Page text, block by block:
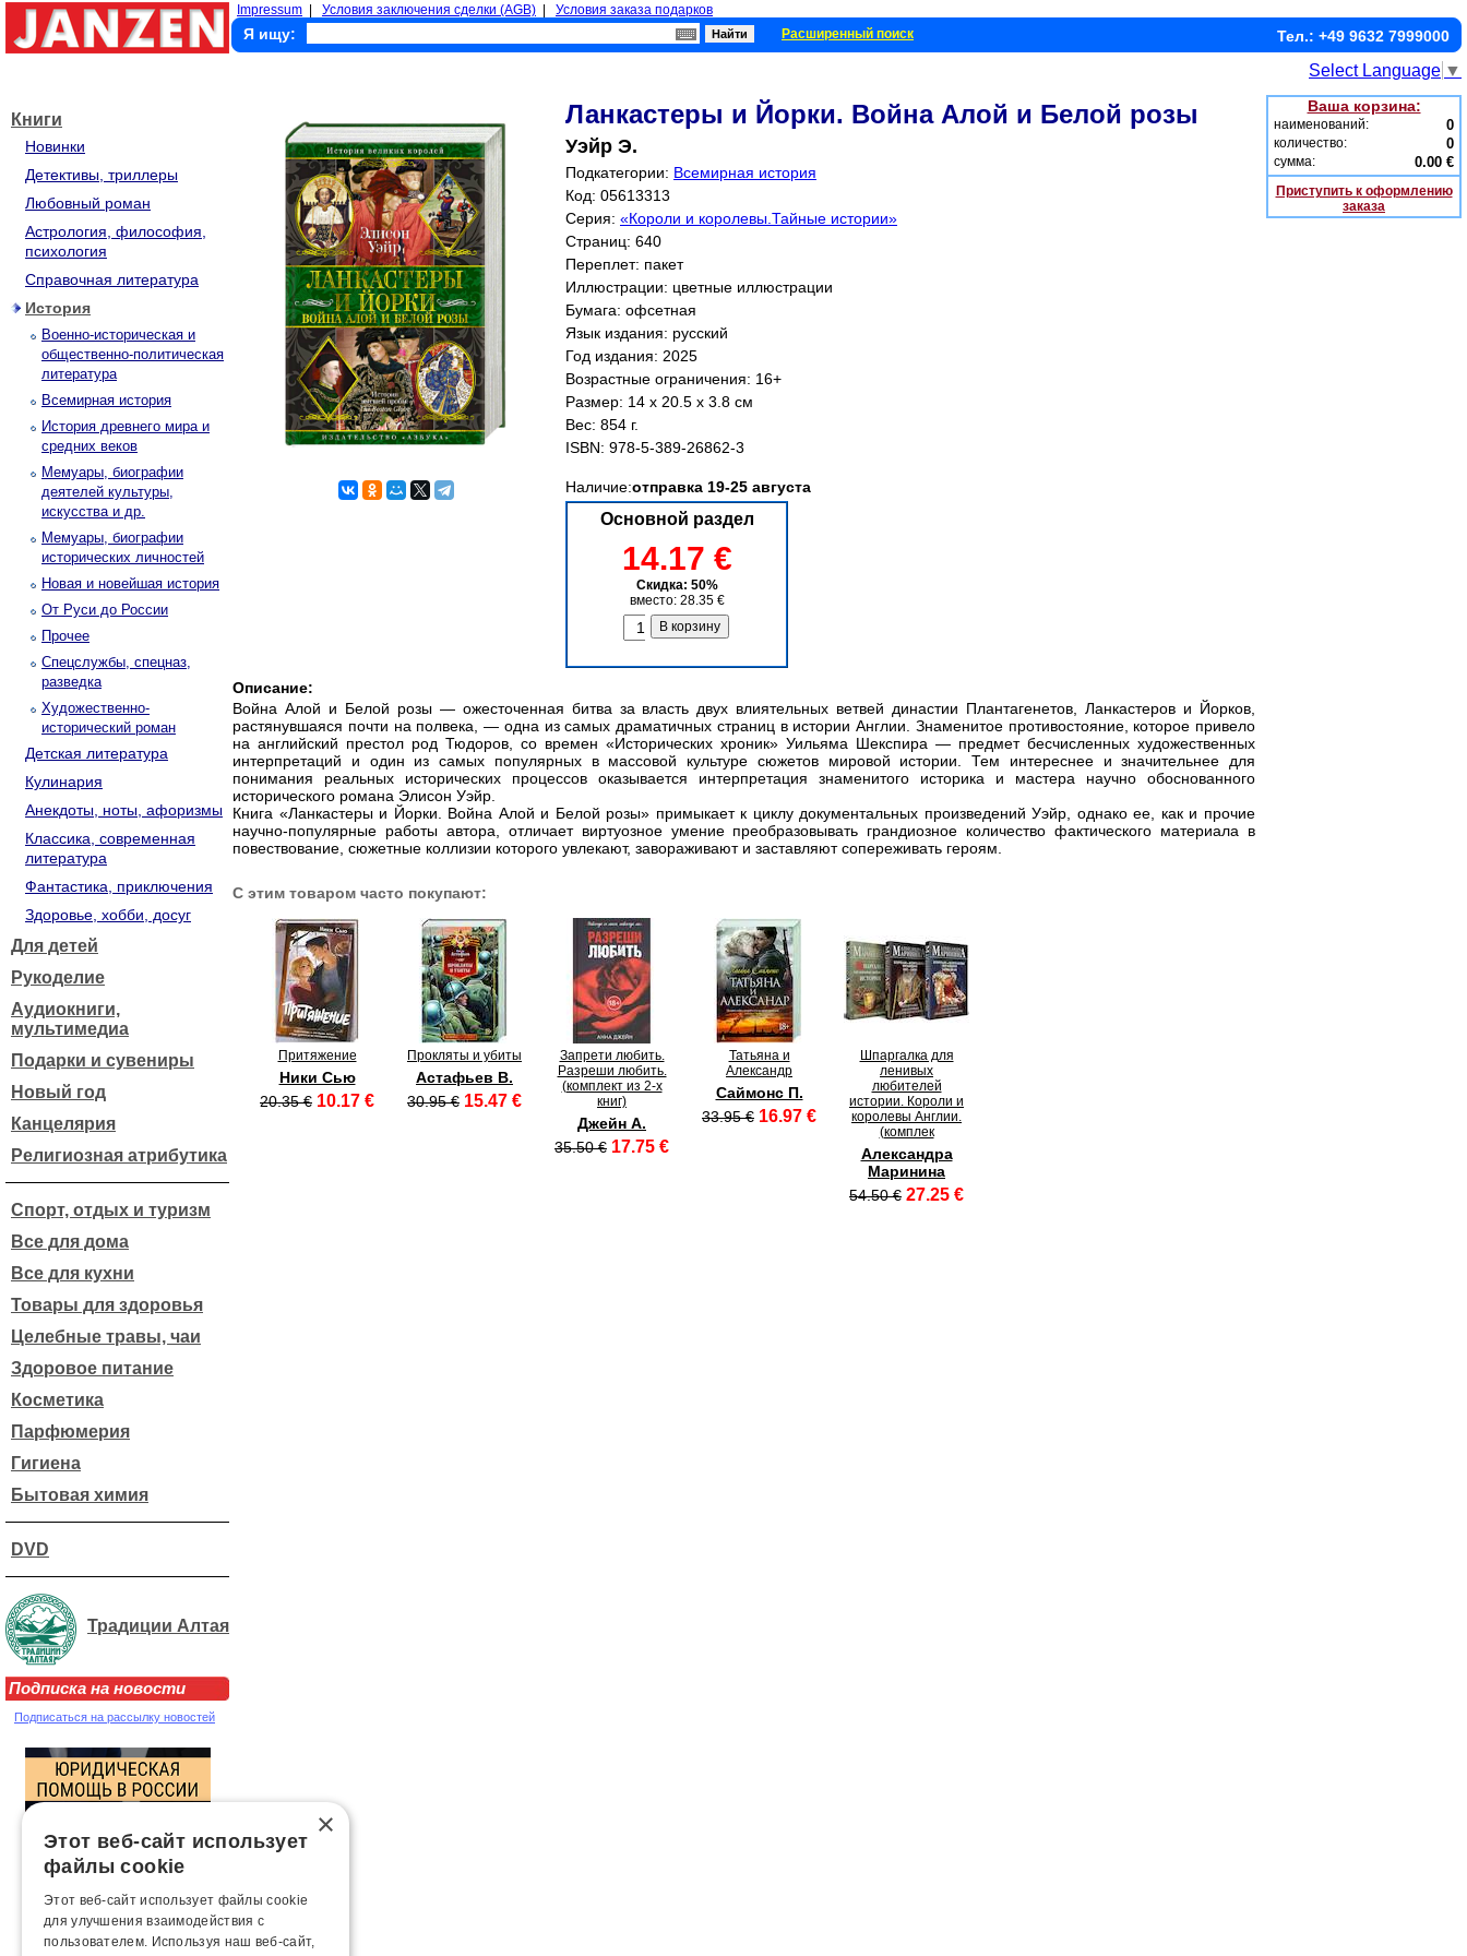
Impressum Условия заключения сделки (AGB) Условия заказа подарков
Я ищу: Расширенный поиск Тел.: +49 9632 7999000
Select Language ▼
Книги
Новинки
Детективы, триллеры
Любовный роман
Астрология, философия,
психология
Справочная литература
История
Военно-историческая и
общественно-политическая
литература
Всемирная история
История древнего мира и
средних веков
Мемуары, биографии
деятелей культуры,
искусства и др.
Мемуары, биографии
исторических личностей
Новая и новейшая история
От Руси до России
Прочее
Спецслужбы, спецназ,
разведка
Художественно-
исторический роман
Детская литература
Кулинария
Анекдоты, ноты, афоризмы
Классика, современная
литература
Фантастика, приключения
Здоровье, хобби, досуг
Для детей
Рукоделие
Аудиокниги,
мультимедиа
Подарки и сувениры
Новый год
Канцелярия
Религиозная атрибутика
Спорт, отдых и туризм
Все для дома
Все для кухни
Товары для здоровья
Целебные травы, чаи
Здоровое питание
Косметика
Парфюмерия
Гигиена
Бытовая химия
DVD
Традиции Алтая
Подписка на новости
Подписаться на рассылку новостей
Ланкастеры и Йорки. Война Алой и Белой розы
Уэйр Э.
Подкатегории: Всемирная история
Код: 05613313
Серия: «Короли и королевы.Тайные истории»
Страниц: 640
Переплет: пакет
Иллюстрации: цветные иллюстрации
Бумага: офсетная
Язык издания: русский
Год издания: 2025
Возрастные ограничения: 16+
Размер: 14 x 20.5 x 3.8 см
Вес: 854 г.
ISBN: 978-5-389-26862-3
Наличие:отправка 19-25 августа
Основной раздел
14.17 €
Скидка: 50%
вместо: 28.35 €
Описание:
Война Алой и Белой розы — ожесточенная битва за власть двух влиятельных ветвей династии Плантагенетов, Ланкастеров и Йорков,
растянувшаяся почти на полвека, — одна из самых драматичных страниц в истории Англии. Знаменитое противостояние, которое привело
на английский престол род Тюдоров, со времен «Исторических хроник» Уильяма Шекспира — предмет бесчисленных художественных
интерпретаций и один из самых популярных в массовой культуре сюжетов мировой истории. Тем интереснее и значительнее для
понимания реальных исторических процессов оказывается интерпретация знаменитого историка и мастера научно обоснованного
исторического романа Элисон Уэйр.
Книга «Ланкастеры и Йорки. Война Алой и Белой розы» примыкает к циклу документальных произведений Уэйр, однако ее, как и прочие
научно-популярные работы автора, отличает виртуозное умение преобразовывать грандиозное количество фактического материала в
повествование, сюжетные коллизии которого увлекают, завораживают и заставляют сопереживать героям.
С этим товаром часто покупают:
Притяжение
Ники Сью
20.35 € 10.17 €
Прокляты и убиты
Астафьев В.
30.95 € 15.47 €
Запрети любить.
Разреши любить.
(комплект из 2-х
книг)
Джейн А.
35.50 € 17.75 €
Татьяна и
Александр
Саймонс П.
33.95 € 16.97 €
Шпаргалка для
ленивых
любителей
истории. Короли и
королевы Англии.
(комплек
Александра
Маринина
54.50 € 27.25 €
Ваша корзина:
наименований: 0
количество: 0
сумма: 0.00 €
Приступить к оформлению
заказа
×
Этот веб-сайт использует
файлы cookie
Этот веб-сайт использует файлы cookie
для улучшения взаимодействия с
пользователем. Используя наш веб-сайт,